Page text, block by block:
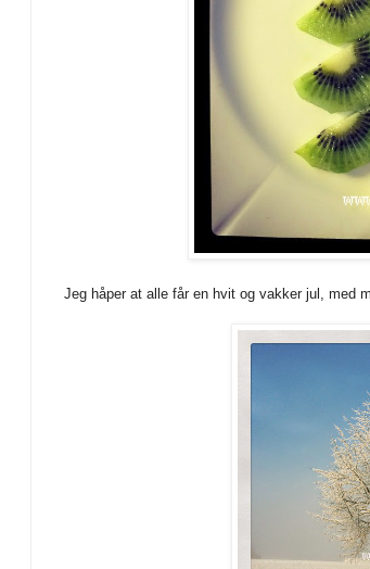
Jeg håper at alle får en hvit og vakker jul, med